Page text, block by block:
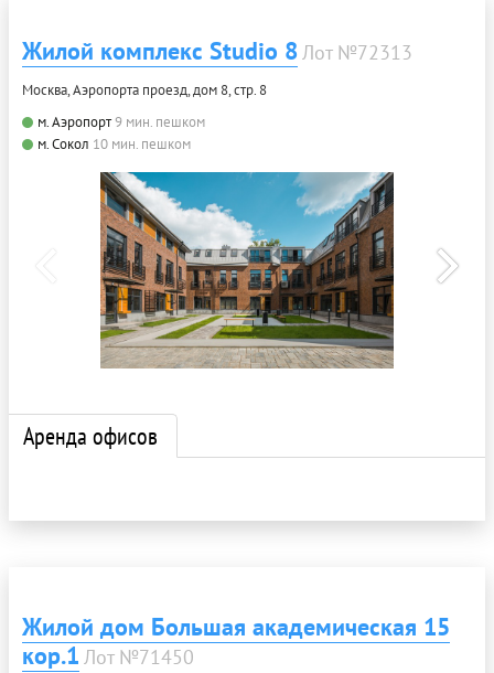
Жилой комплекс Studio 8Лот №72313
Москва, Аэропорта проезд, дом 8, стр. 8
м. Аэропорт9 мин. пешком
м. Сокол 10 мин. пешком
Аренда офисов
Жилой дом Большая академическая 15
кор.1 Лот №71450